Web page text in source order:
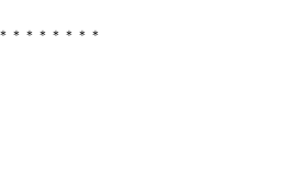
＊＊＊＊＊＊＊